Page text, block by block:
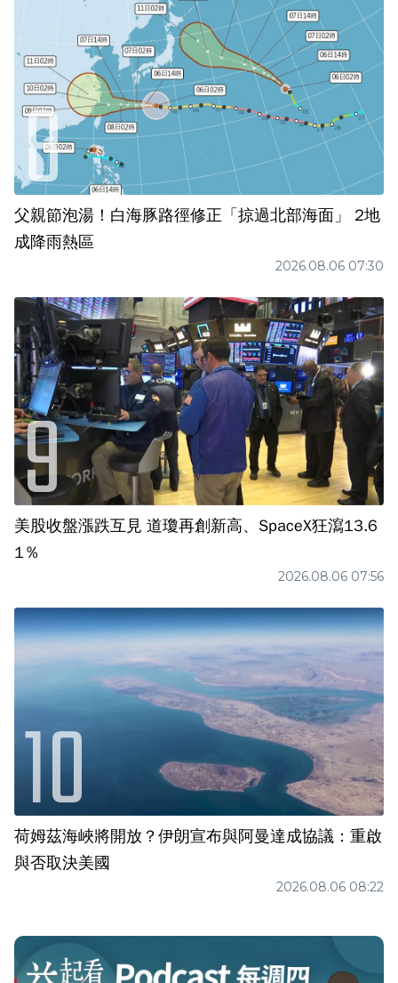
父親節泡湯！白海豚路徑修正「掠過北部海面」 2地
成降雨熱區
2026.08.06 07:30
美股收盤漲跌互見 道瓊再創新高、SpaceX狂瀉13.6
1％
2026.08.06 07:56
荷姆茲海峽將開放？伊朗宣布與阿曼達成協議：重啟
與否取決美國
2026.08.06 08:22